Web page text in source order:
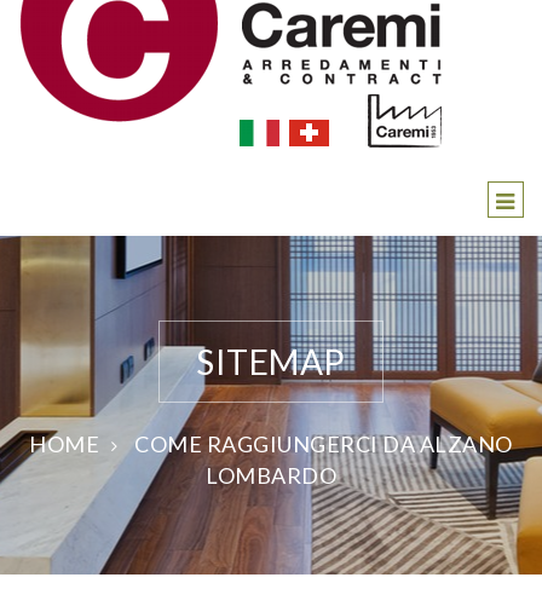
SITEMAP
HOME
COME RAGGIUNGERCI DA ALZANO
LOMBARDO